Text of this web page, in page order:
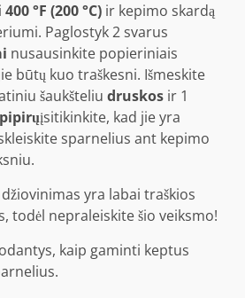
400 °F (200 °C) ir kepimo skardą
Paglostyk 2 svarus
nusausinkite popieriniais
būtų kuo traškesni. Išmeskite
šaukšteliu druskos ir 1
pipirųįsitikinkite, kad jie yra
sparnelius ant kepimo
yra labai traškios
todėl nepraleiskite šio veiksmo!